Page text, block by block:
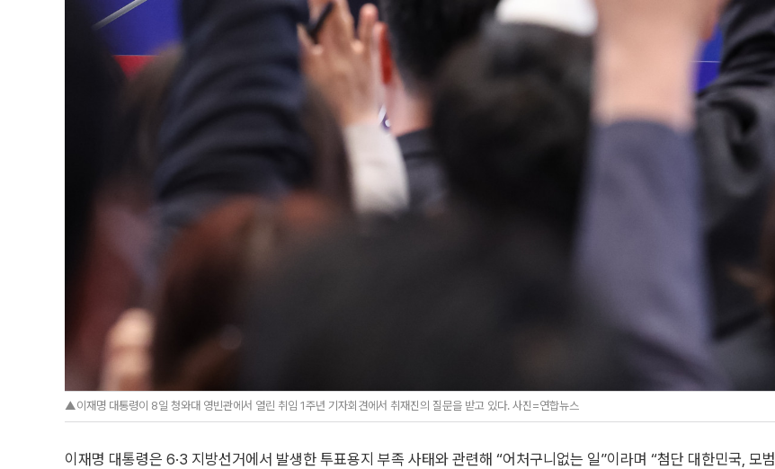
▲이재명 대통령이 8일 청와대 영빈관에서 열린 취임 1주년 기자회견에서 취재진의 질문을 받고 있다. 사진=연합뉴스
이재명 대통령은 6·3 지방선거에서 발생한 투표용지 부족 사태와 관련해 “어처구니없는 일”이라며 “첨단 대한민국, 모범